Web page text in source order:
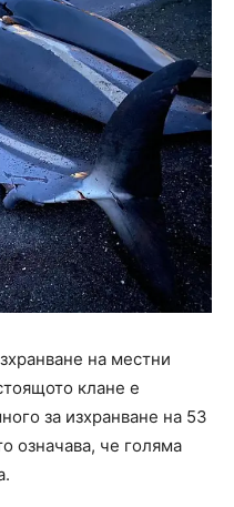
на местни
клане е
за изхранване на 53
означава, че голяма